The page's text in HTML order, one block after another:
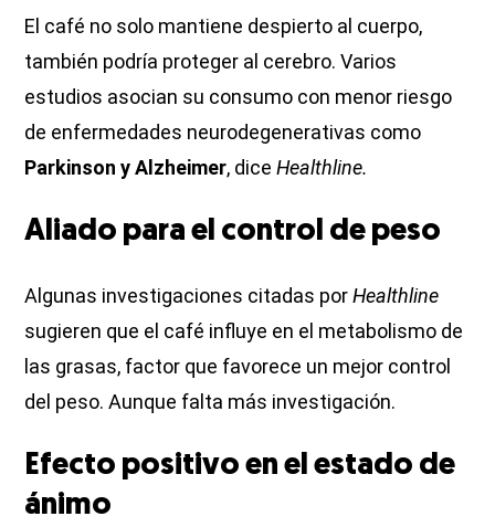
El café no solo mantiene despierto al cuerpo,
también podría proteger al cerebro. Varios
estudios asocian su consumo con menor riesgo
de enfermedades neurodegenerativas como
Parkinson y Alzheimer, diceHealthline.
Aliado para el control de peso
Algunas investigaciones citadas porHealthline
sugieren que el café influye en el metabolismo de
las grasas, factor que favorece un mejor control
del peso. Aunque falta más investigación.
Efecto positivo en el estado de
ánimo